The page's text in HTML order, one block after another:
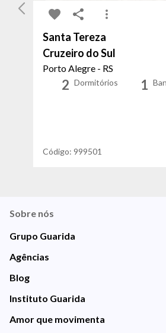
Santa Tereza
Cruzeiro do Sul
Porto Alegre - RS
2 Dormitórios 1
Código: 999501
Sobre nós
Grupo Guarida
Agências
Blog
Instituto Guarida
Amor que movimenta